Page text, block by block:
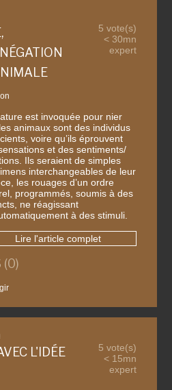
5 vote(s)
< 30mn
expert
est invoquée pour nier
animaux sont des individus
voire qu’ils éprouvent
et des sentiments/
Ils seraient de simples
interchangeables de leur
les rouages d’un ordre
programmés, soumis à des
ne réagissant
à des stimuli.
Lire l'article complet
(0)
L'IDÉE
5 vote(s)
< 15mn
expert